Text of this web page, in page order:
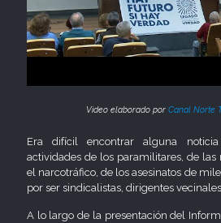
Video elaborado por Canal Norte
Era difícil encontrar alguna
actividades de los paramilitares, de las
el narcotráfico, de los asesinatos de
por ser sindicalistas, dirigentes
A lo largo de la presentación del